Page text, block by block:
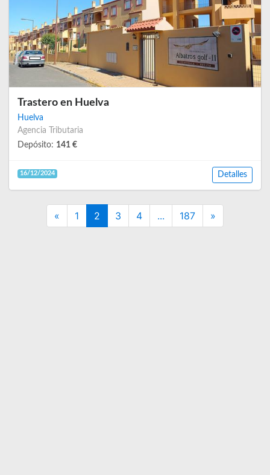
Trastero en Huelva
Huelva
Agencia Tributaria
Depósito: 141 €
16/12/2024 Detalles
« Previous
1 2 3 4 ... 187 »